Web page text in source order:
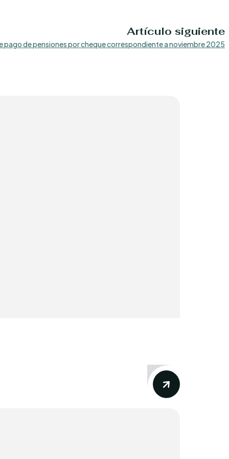
Artículo siguiente
pago de pensiones por cheque correspondiente a noviembre 2025